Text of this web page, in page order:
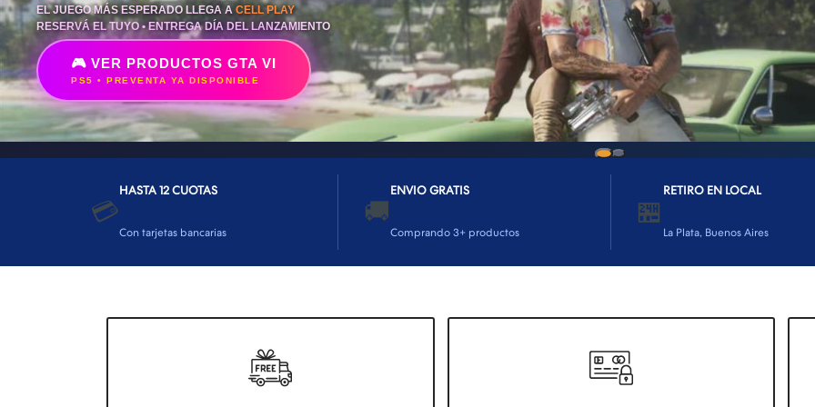
EL JUEGO MÁS ESPERADO LLEGA ACELL PLAY
RESERVÁ EL TUYO • ENTREGA DÍA DEL LANZAMIENTO
🎮 VER PRODUCTOS GTA VI
PS5 • PREVENTA YA DISPONIBLE
💳
HASTA 12 CUOTAS
Con tarjetas bancarias
🚚
ENVIO GRATIS
Comprando 3+ productos
🏪
RETIRO EN LOCAL
La Plata, Buenos Aires